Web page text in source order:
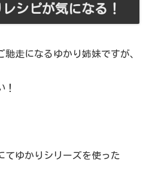
販売情報をご紹介します☆ 海苔バターは全国の和食を中
ョップの久世福商店の商...
シピが気になる！
走になるゆかり姉妹ですが、
！
てゆかりシリーズを使った